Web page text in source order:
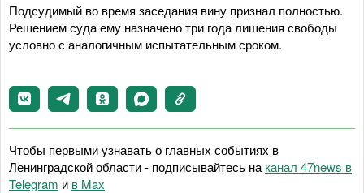
Подсудимый во время заседания вину признал полностью.
Решением суда ему назначено три года лишения свободы
условно с аналогичным испытательным сроком.
Чтобы первыми узнавать о главных событиях в
Ленинградской области - подписывайтесь на канал 47news в
Telegram и в Maх